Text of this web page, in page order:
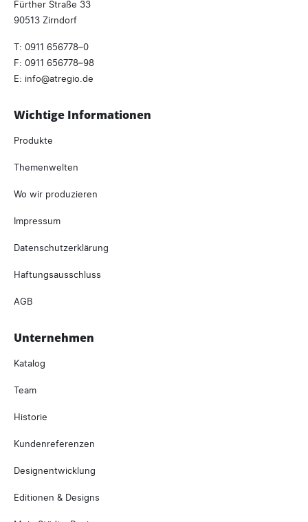
Fürther Straße 33
90513 Zirndorf
T: 0911 656778–0
F: 0911 656778–98
E: info atregio. de
Wichtige Informationen
Produkte
Themenwelten
Wo wir produzieren
Impressum
Datenschutzerklärung
Haftungsausschluss
AGB
Unternehmen
Katalog
Team
Historie
Kundenreferenzen
Designentwicklung
Editionen & Designs